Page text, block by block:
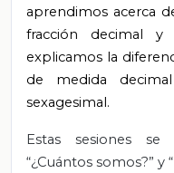
aprendimos acerca
fracción decimal
explicamos la
de medida
sexagesimal.
Estas sesiones se
“¿Cuántos somos?” y